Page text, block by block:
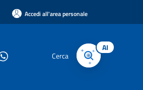
Accedi all'area personale
Cerca
AI